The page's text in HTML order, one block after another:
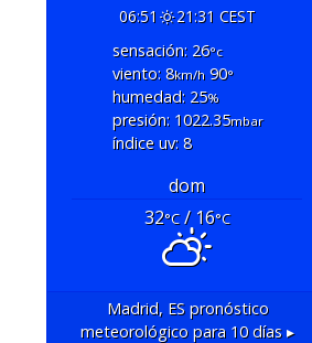
06:51
21:31 CEST
sensación: 26°c
viento: 8km/h90°
humedad: 25%
presión: 1022.35mbar
índice uv: 8
dom
32°C/ 16°C
Madrid, ESpronóstico
meteorológico para 10 días ▸